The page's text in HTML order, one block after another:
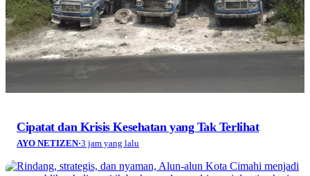
Cipatat dan Krisis Kesehatan yang Tak Terlihat
AYO NETIZEN·3 jam yang lalu